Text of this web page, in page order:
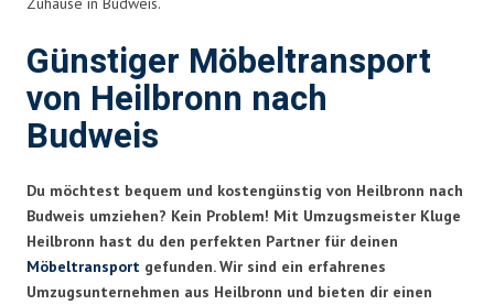
Günstiger Möbeltransport
von Heilbronn nach
Budweis
Du möchtest bequem und kostengünstig von Heilbronn nach
Budweis umziehen? Kein Problem! Mit Umzugsmeister Kluge
Heilbronn hast du den perfekten Partner für deinen
Möbeltransport gefunden. Wir sind ein erfahrenes
Umzugsunternehmen aus Heilbronn und bieten dir einen